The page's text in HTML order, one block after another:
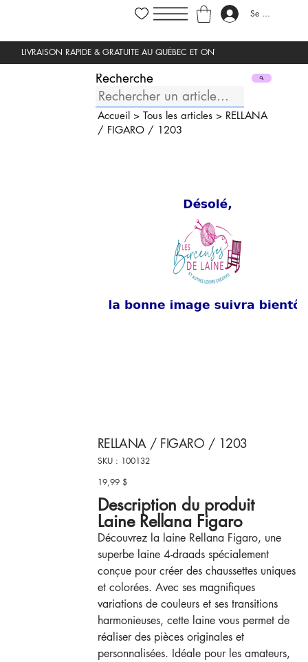
Se connecter
Recherche
Accueil> Tous les articles> RELLANA
/ FIGARO / 1203
RELLANA / FIGARO / 1203
SKU :
SKU
100132
100132
Prix
19,99 $
Description du produit
Laine Rellana Figaro
Découvrez la laine Rellana Figaro, une
superbe laine 4-draads spécialement
conçue pour créer des chaussettes uniques
et colorées. Avec ses magnifiques
variations de couleurs et ses transitions
harmonieuses, cette laine vous permet de
réaliser des pièces originales et
personnalisées. Idéale pour les amateurs,